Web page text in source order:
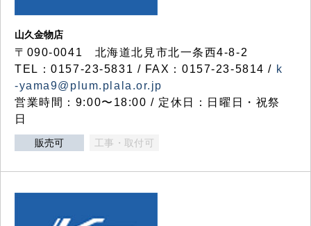
山久金物店
〒090-0041 北海道北見市北一条西4-8-2
TEL：0157-23-5831 / FAX：0157-23-5814 / k
-yama9@plum.plala.or.jp
営業時間：9:00〜18:00 / 定休日：日曜日・祝祭
日
販売可 工事・取付可